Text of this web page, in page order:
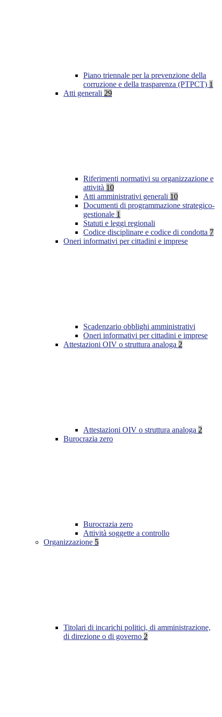
Piano triennale per la prevenzione della
corruzione e della trasparenza (PTPCT) 1
Atti generali 29
Riferimenti normativi su organizzazione e
attività 10
Atti amministrativi generali 10
Documenti di programmazione strategico-
gestionale 1
Statuti e leggi regionali
Codice disciplinare e codice di condotta 7
Oneri informativi per cittadini e imprese
Scadenzario obblighi amministrativi
Oneri informativi per cittadini e imprese
Attestazioni OIV o struttura analoga 2
Attestazioni OIV o struttura analoga 2
Burocrazia zero
Burocrazia zero
Attività soggette a controllo
Organizzazione 5
Titolari di incarichi politici, di amministrazione,
di direzione o di governo 2